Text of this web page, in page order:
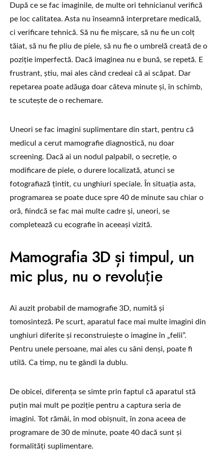
După ce se fac imaginile, de multe ori tehnicianul verifică
pe loc calitatea. Asta nu înseamnă interpretare medicală,
ci verificare tehnică. Să nu fie mișcare, să nu fie un colț
tăiat, să nu fie pliu de piele, să nu fie o umbrelă creată de o
poziție imperfectă. Dacă imaginea nu e bună, se repetă. E
frustrant, știu, mai ales când credeai că ai scăpat. Dar
repetarea poate adăuga doar câteva minute și, în schimb,
te scutește de o rechemare.
Uneori se fac imagini suplimentare din start, pentru că
medicul a cerut mamografie diagnostică, nu doar
screening. Dacă ai un nodul palpabil, o secreție, o
modificare de piele, o durere localizată, atunci se
fotografiază țintit, cu unghiuri speciale. În situația asta,
programarea se poate duce spre 40 de minute sau chiar o
oră, fiindcă se fac mai multe cadre și, uneori, se
completează cu ecografie în aceeași vizită.
Mamografia 3D și timpul, un
mic plus, nu o revoluție
Ai auzit probabil de mamografie 3D, numită și
tomosinteză. Pe scurt, aparatul face mai multe imagini din
unghiuri diferite și reconstruiește o imagine în „felii”.
Pentru unele persoane, mai ales cu sâni denși, poate fi
utilă. Ca timp, nu te gândi la dublu.
De obicei, diferența se simte prin faptul că aparatul stă
puțin mai mult pe poziție pentru a captura seria de
imagini. Tot rămâi, în mod obișnuit, în zona aceea de
programare de 30 de minute, poate 40 dacă sunt și
formalități suplimentare.